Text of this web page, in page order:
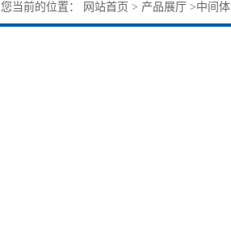
您当前的位置： 网站首页 > 产品展厅 >中间体